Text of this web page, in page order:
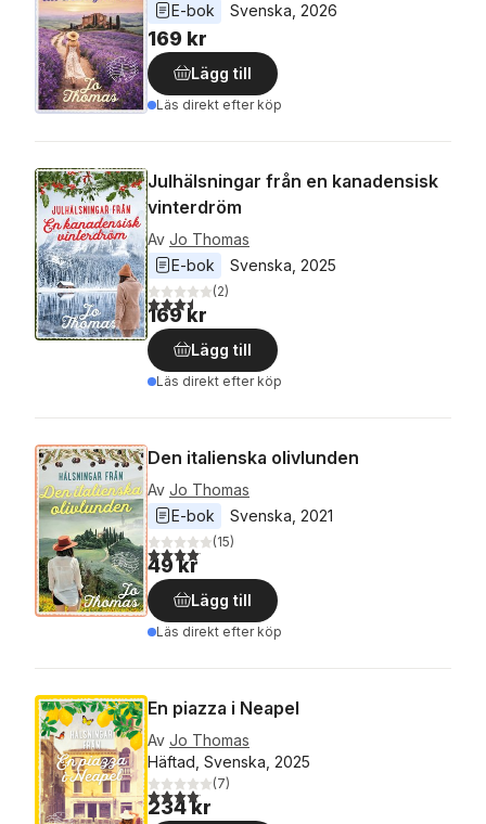
E-bok
Svenska 2026
169 kr
Lägg till
Läs direkt efter köp
Julhälsningar från en kanadensisk
vinterdröm
Av Jo Thomas
E-bok
Svenska 2025
3,5utav 5 stjärnor. Totalt antal röster:
(2)
169 kr
Lägg till
Läs direkt efter köp
Den italienska olivlunden
Av Jo Thomas
E-bok
Svenska 2021
4,1utav 5 stjärnor. Totalt antal röster:
(15)
49 kr
Lägg till
Läs direkt efter köp
En piazza i Neapel
Av Jo Thomas
Häftad, Svenska, 2025
4,1utav 5 stjärnor. Totalt antal röster:
(7)
234 kr